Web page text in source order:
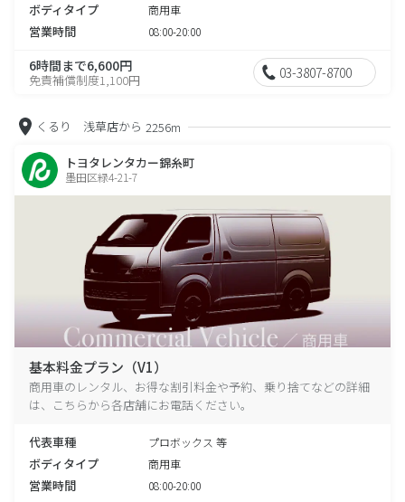
ボディタイプ 商用車
営業時間 08:00-20:00
6時間まで6,600円
免責補償制度1,100円 03-3807-8700
くるり 浅草店から 2256m
トヨタレンタカー錦糸町
墨田区緑4-21-7
基本料金プラン（V1）
商用車のレンタル、お得な割引料金や予約、乗り捨てなどの詳細
は、こちらから各店舗にお電話ください。
代表車種 プロボックス 等
ボディタイプ 商用車
営業時間 08:00-20:00